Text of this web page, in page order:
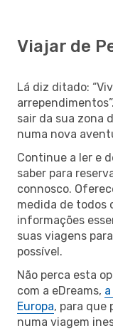
Viajar de
Lá diz ditado:
sair da sua zona
numa nova
Continue a ler e
saber para
connosco.
medida de todos
informações
suas viagens
possível.
Não perca esta
com a eDreams,
Europa, para que
numa viagem